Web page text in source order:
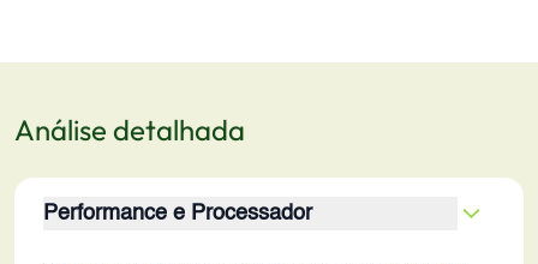
Análise detalhada
Performance e Processador